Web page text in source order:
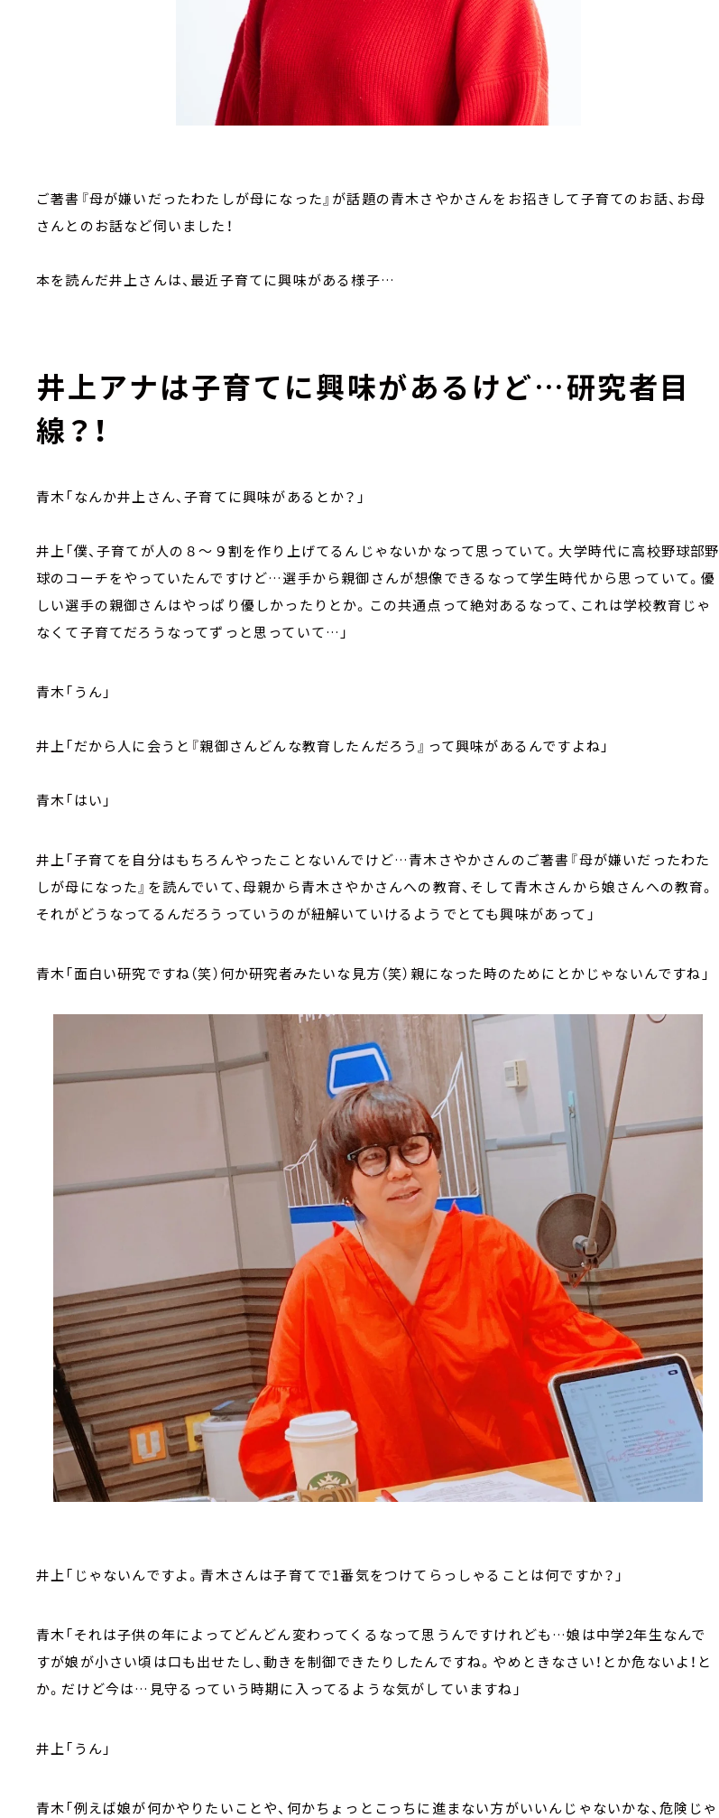
ご著書『母が嫌いだったわたしが母になった』が話題の青木さやかさんをお招きして子育てのお話、お母
さんとのお話など伺いました！
本を読んだ井上さんは、最近子育てに興味がある様子…
井上アナは子育てに興味があるけど…研究者目
線？！
青木「なんか井上さん、子育てに興味があるとか？」
井上「僕、子育てが人の８～９割を作り上げてるんじゃないかなって思っていて。大学時代に高校野球部野
球のコーチをやっていたんですけど…選手から親御さんが想像できるなって学生時代から思っていて。優
しい選手の親御さんはやっぱり優しかったりとか。この共通点って絶対あるなって、これは学校教育じゃ
なくて子育てだろうなってずっと思っていて…」
青木「うん」
井上「だから人に会うと『親御さんどんな教育したんだろう』って興味があるんですよね」
青木「はい」
井上「子育てを自分はもちろんやったことないんでけど…青木さやかさんのご著書『母が嫌いだったわた
しが母になった』を読んでいて、母親から青木さやかさんへの教育、そして青木さんから娘さんへの教育。
それがどうなってるんだろうっていうのが紐解いていけるようでとても興味があって」
青木「面白い研究ですね（笑）何か研究者みたいな見方（笑）親になった時のためにとかじゃないんですね」
井上「じゃないんですよ。青木さんは子育てで1番気をつけてらっしゃることは何ですか？」
青木「それは子供の年によってどんどん変わってくるなって思うんですけれども…娘は中学2年生なんで
すが娘が小さい頃は口も出せたし、動きを制御できたりしたんですね。やめときなさい！とか危ないよ！と
か。だけど今は…見守るっていう時期に入ってるような気がしていますね」
井上「うん」
青木「例えば娘が何かやりたいことや、何かちょっとこっちに進まない方がいいんじゃないかな、危険じゃ